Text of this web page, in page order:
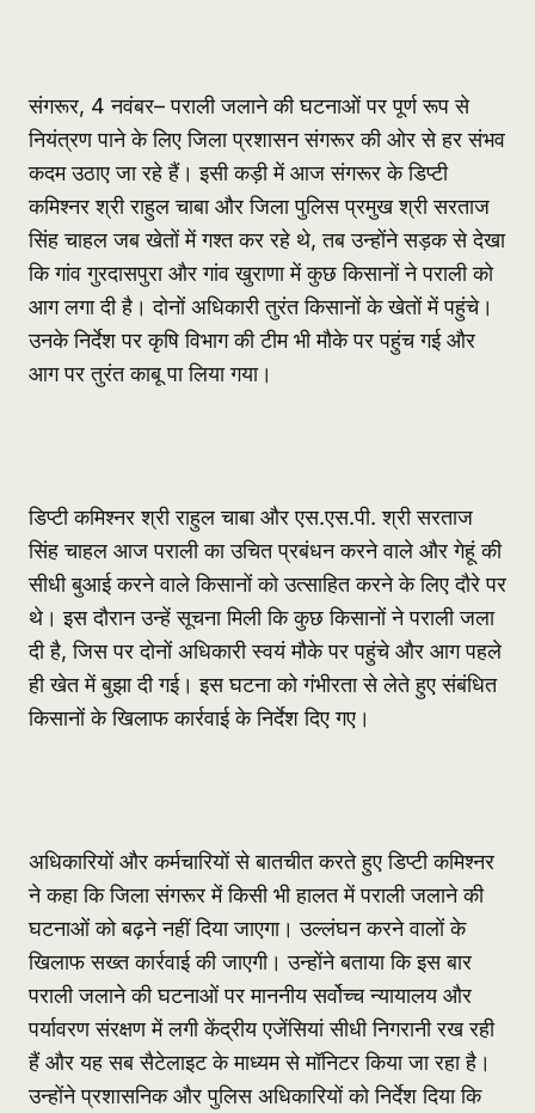
संगरूर, 4 नवंबर– पराली जलाने की घटनाओं पर पूर्ण रूप से
नियंत्रण पाने के लिए जिला प्रशासन संगरूर की ओर से हर संभव
कदम उठाए जा रहे हैं। इसी कड़ी में आज संगरूर के डिप्टी
कमिश्नर श्री राहुल चाबा और जिला पुलिस प्रमुख श्री सरताज
सिंह चाहल जब खेतों में गश्त कर रहे थे, तब उन्होंने सड़क से देखा
कि गांव गुरदासपुरा और गांव खुराणा में कुछ किसानों ने पराली को
आग लगा दी है। दोनों अधिकारी तुरंत किसानों के खेतों में पहुंचे।
उनके निर्देश पर कृषि विभाग की टीम भी मौके पर पहुंच गई और
आग पर तुरंत काबू पा लिया गया।
डिप्टी कमिश्नर श्री राहुल चाबा और एस.एस.पी. श्री सरताज
सिंह चाहल आज पराली का उचित प्रबंधन करने वाले और गेहूं की
सीधी बुआई करने वाले किसानों को उत्साहित करने के लिए दौरे पर
थे। इस दौरान उन्हें सूचना मिली कि कुछ किसानों ने पराली जला
दी है, जिस पर दोनों अधिकारी स्वयं मौके पर पहुंचे और आग पहले
ही खेत में बुझा दी गई। इस घटना को गंभीरता से लेते हुए संबंधित
किसानों के खिलाफ कार्रवाई के निर्देश दिए गए।
अधिकारियों और कर्मचारियों से बातचीत करते हुए डिप्टी कमिश्नर
ने कहा कि जिला संगरूर में किसी भी हालत में पराली जलाने की
घटनाओं को बढ़ने नहीं दिया जाएगा। उल्लंघन करने वालों के
खिलाफ सख्त कार्रवाई की जाएगी। उन्होंने बताया कि इस बार
पराली जलाने की घटनाओं पर माननीय सर्वोच्च न्यायालय और
पर्यावरण संरक्षण में लगी केंद्रीय एजेंसियां सीधी निगरानी रख रही
हैं और यह सब सैटेलाइट के माध्यम से मॉनिटर किया जा रहा है।
उन्होंने प्रशासनिक और पुलिस अधिकारियों को निर्देश दिया कि